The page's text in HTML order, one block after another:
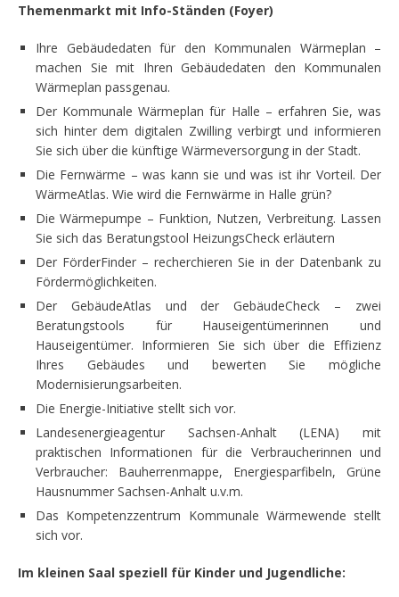
Themenmarkt mit Info-Ständen (Foyer)
Ihre Gebäudedaten für den Kommunalen Wärmeplan –
machen Sie mit Ihren Gebäudedaten den Kommunalen
Wärmeplan passgenau.
Der Kommunale Wärmeplan für Halle – erfahren Sie, was
sich hinter dem digitalen Zwilling verbirgt und informieren
Sie sich über die künftige Wärmeversorgung in der Stadt.
Die Fernwärme – was kann sie und was ist ihr Vorteil. Der
WärmeAtlas. Wie wird die Fernwärme in Halle grün?
Die Wärmepumpe – Funktion, Nutzen, Verbreitung. Lassen
Sie sich das Beratungstool HeizungsCheck erläutern
Der FörderFinder – recherchieren Sie in der Datenbank zu
Fördermöglichkeiten.
Der GebäudeAtlas und der GebäudeCheck – zwei
Beratungstools für Hauseigentümerinnen und
Hauseigentümer. Informieren Sie sich über die Effizienz
Ihres Gebäudes und bewerten Sie mögliche
Modernisierungsarbeiten.
Die Energie-Initiative stellt sich vor.
Landesenergieagentur Sachsen-Anhalt (LENA) mit
praktischen Informationen für die Verbraucherinnen und
Verbraucher: Bauherrenmappe, Energiesparfibeln, Grüne
Hausnummer Sachsen-Anhalt u.v.m.
Das Kompetenzzentrum Kommunale Wärmewende stellt
sich vor.
Im kleinen Saal speziell für Kinder und Jugendliche: